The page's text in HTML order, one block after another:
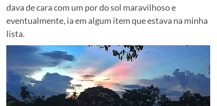
dava de cara com um por do sol maravilhoso e
eventualmente, ia em algum item que estava na minha
lista.